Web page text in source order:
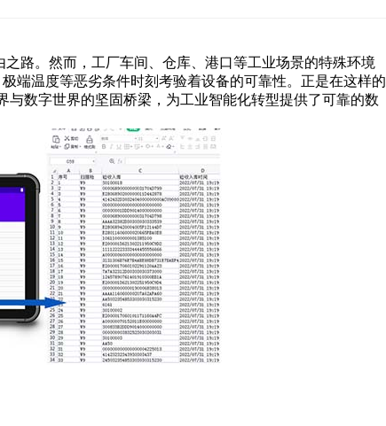
路。然而，工厂车间、仓库、港口等工业场景的特殊环境
温度等恶劣条件时刻考验着设备的可靠性。正是在这样的
与数字世界的坚固桥梁，为工业智能化转型提供了可靠的数